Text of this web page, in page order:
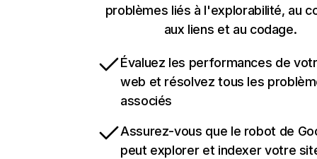
problèmes liés à l'explorabilité, au
aux liens et au codage.
Évaluez les performances de
web et résolvez tous les
associés
Assurez-vous que le robot de
peut explorer et indexer votre